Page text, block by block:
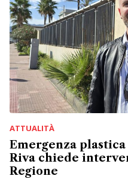
ATTUALITÀ
Emergenza
Riva chiede
Regione